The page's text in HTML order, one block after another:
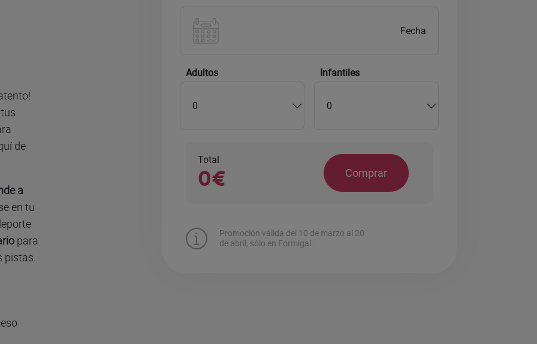
de
a
en tu
para
pistas.
Adultos Infantiles
Total
0€ Comprar
Promoción válida del 10 de marzo al 20
de abril, sólo en Formigal.